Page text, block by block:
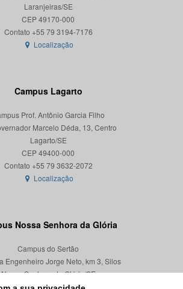
Laranjeiras/SE
CEP 49170-000
Localização
Campus Lagarto
Prof. Antônio Garcia Filho
Marcelo Déda, 13, Centro
Lagarto/SE
CEP 49400-000
Localização
Nossa Senhora da Glória
Campus do Sertão
Engenheiro Jorge Neto, km 3, Silos
Nossa Senhora da Glória/SE
CEP 49680-000